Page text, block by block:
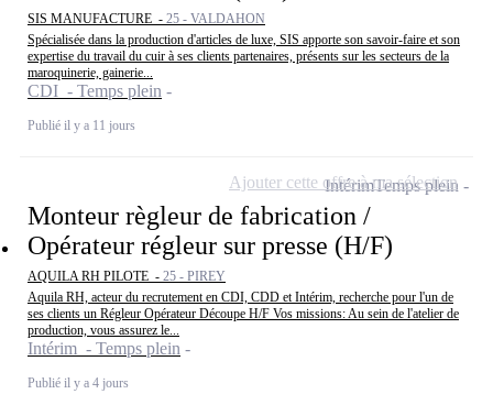
SIS MANUFACTURE - 25 - VALDAHON
Spécialisée dans la production d'articles de luxe, SIS apporte son savoir-faire et son
expertise du travail du cuir à ses clients partenaires, présents sur les secteurs de la
maroquinerie, gainerie...
CDI - Temps plein
Publié il y a 11 jours
Monteur règleur de fabrication /
Opérateur régleur sur presse (H/F)
AQUILA RH PILOTE - 25 - PIREY
Aquila RH, acteur du recrutement en CDI, CDD et Intérim, recherche pour l'un de
ses clients un Régleur Opérateur Découpe H/F Vos missions: Au sein de l'atelier de
production, vous assurez le...
Intérim - Temps plein
Publié il y a 4 jours
IntérimTemps plein
Ajouter cette offre à ma sélection